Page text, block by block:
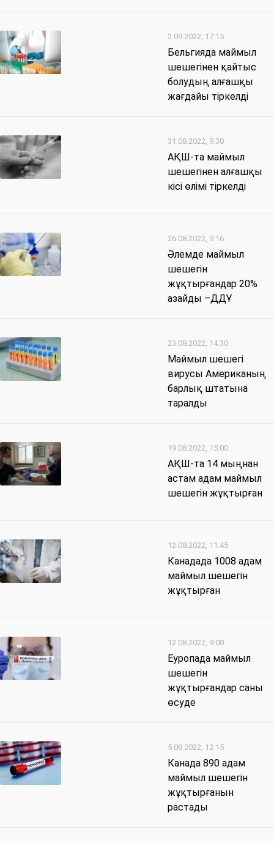
2.09.2022, 17:15
Бельгияда маймыл
шешегінен қайтыс
болудың алғашқы
жағдайы тіркелді
31.08.2022, 9:30
АҚШ-та маймыл
шешегінен алғашқы
кісі өлімі тіркелді
26.08.2022, 9:16
Әлемде маймыл
шешегін
жұқтырғандар 20%
азайды –ДДҰ
23.08.2022, 14:30
Маймыл шешегі
вирусы Американың
барлық штатына
таралды
19.08.2022, 15:00
АҚШ-та 14 мыңнан
астам адам маймыл
шешегін жұқтырған
12.08.2022, 11:45
Канадада 1008 адам
маймыл шешегін
жұқтырған
12.08.2022, 9:00
Еуропада маймыл
шешегін
жұқтырғандар саны
өсуде
5.08.2022, 12:15
Канада 890 адам
маймыл шешегін
жұқтырғанын
растады